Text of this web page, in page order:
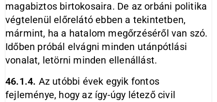
magabiztos birtokosaira. De az orbáni politika
végtelenül előrelátó ebben a tekintetben,
mármint, ha a hatalom megőrzéséről van szó.
Időben próbál elvágni minden utánpótlási
vonalat, letörni minden ellenállást.
46.1.4. Az utóbbi évek egyik fontos
fejleménye, hogy az így-úgy létező civil